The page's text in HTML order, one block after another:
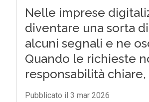
Nelle imprese
diventare una sorta
alcuni segnali e ne
Quando le richieste
responsabilità
Pubblicato il 3 mar 2026